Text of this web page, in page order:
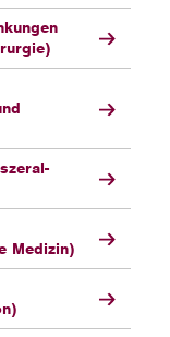
Medizin)